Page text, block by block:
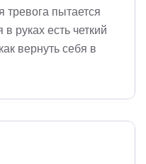
тревога пытается
руках есть четкий
вернуть себя в